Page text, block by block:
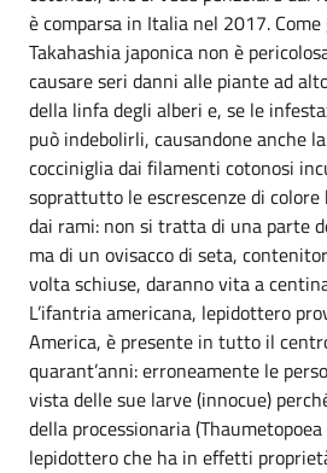
è comparsa in Italia nel 2017.
Takahashia japonica non è
causare seri danni alle piante ad
della linfa degli alberi e, se le
può indebolirli, causandone anche
cocciniglia dai filamenti cotonosi
soprattutto le escrescenze di colore
dai rami: non si tratta di una parte
ma di un ovisacco di seta,
volta schiuse, daranno vita a
L’ifantria americana, lepidottero
America, è presente in tutto il
quarant’anni: erroneamente le
vista delle sue larve (innocue)
della processionaria
lepidottero che ha in effetti